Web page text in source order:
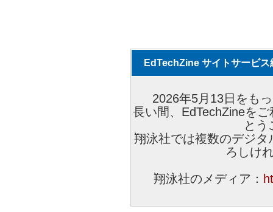
EdTechZine サイトサービス
2026年5月13日をも
長い間、EdTechZineを
とう
翔泳社では複数のデジ
ろしけ
翔泳社のメディア：